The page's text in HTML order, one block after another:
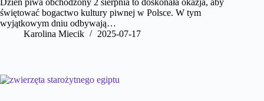
Dzień piwa obchodzony 2 sierpnia to doskonała okazja, aby
świętować bogactwo kultury piwnej w Polsce. W tym
wyjątkowym dniu odbywają…
Karolina Miecik
2025-07-17